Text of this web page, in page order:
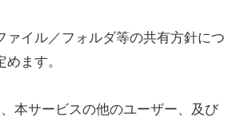
ァイル／フォルダ等の共有方針につ
ます。
本サービスの他のユーザー、及び